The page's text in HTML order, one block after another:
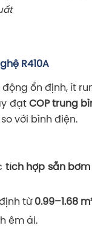
R410A
ổn định, ít
đạt COP trung
với bình điện.
tích hợp sẵn bơm
từ 0.99–1.68
êm ái.